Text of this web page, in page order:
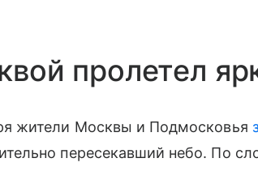
пролетел
жители Москвы и Подмосковья
пересекавший небо. По